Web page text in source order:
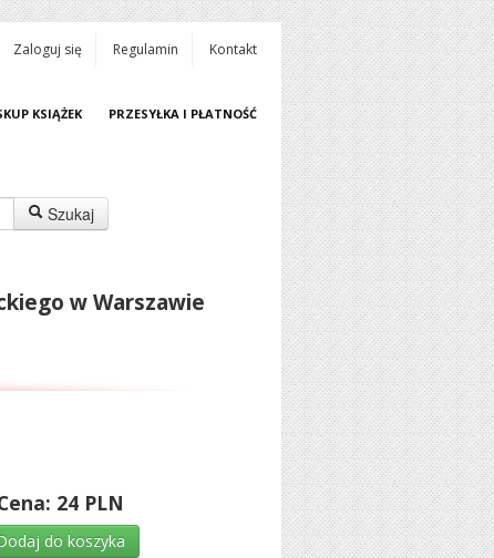
Zaloguj się Regulamin Kontakt
KSIĄŻEK PRZESYŁKA I PŁATNOŚĆ
Szukaj
w Warszawie
24 PLN
do koszyka